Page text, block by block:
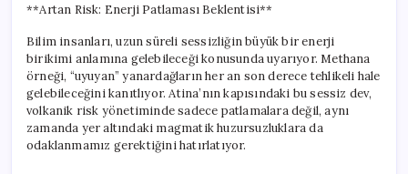
**Artan Risk: Enerji Patlaması Beklentisi**
Bilim insanları, uzun süreli sessizliğin büyük bir enerji
birikimi anlamına gelebileceği konusunda uyarıyor. Methana
örneği, “uyuyan” yanardağların her an son derece tehlikeli hale
gelebileceğini kanıtlıyor. Atina’nın kapısındaki bu sessiz dev,
volkanik risk yönetiminde sadece patlamalara değil, aynı
zamanda yer altındaki magmatik huzursuzluklara da
odaklanmamız gerektiğini hatırlatıyor.